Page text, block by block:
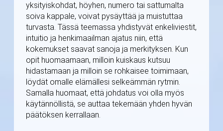
yksityiskohdat, höyhen, numero tai sattumalta
soiva kappale, voivat pysäyttää ja muistuttaa
turvasta. Tässä teemassa yhdistyvät enkeliviestit,
intuitio ja henkimaailman ajatus niin, että
kokemukset saavat sanoja ja merkityksen. Kun
opit huomaamaan, milloin kuiskaus kutsuu
hidastamaan ja milloin se rohkaisee toimimaan,
löydät omalle elämällesi selkeämmän rytmin.
Samalla huomaat, että johdatus voi olla myös
käytännöllistä, se auttaa tekemään yhden hyvän
päätöksen kerrallaan.